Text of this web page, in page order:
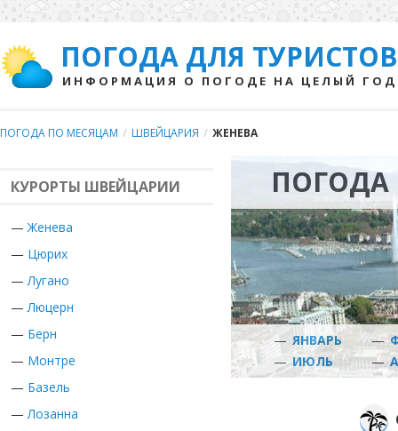
ПОГОДА ДЛЯ ТУРИСТОВ
ИНФОРМАЦИЯ О ПОГОДЕ НА ЦЕЛЫЙ ГОД
ПОГОДА ПО МЕСЯЦАМ / ШВЕЙЦАРИЯ / ЖЕНЕВА
КУРОРТЫ ШВЕЙЦАРИИ
—Женева
— Цюрих
—Лугано
—Люцерн
— Берн
— Монтре
— Базель
—Лозанна
ПОГОДА
— ЯНВАРЬ —
— ИЮЛЬ —